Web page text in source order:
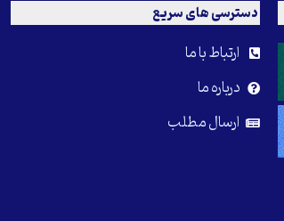
دسترسی های سریع
ارتباط با ما
درباره ما
ارسال مطلب